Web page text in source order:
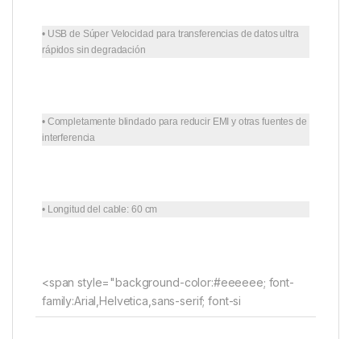
• USB de Súper Velocidad para transferencias de datos ultra
rápidos sin degradación
• Completamente blindado para reducir EMI y otras fuentes de
interferencia
• Longitud del cable: 60 cm
<span style="background-color:#eeeeee; font-
family:Arial,Helvetica,sans-serif; font-si